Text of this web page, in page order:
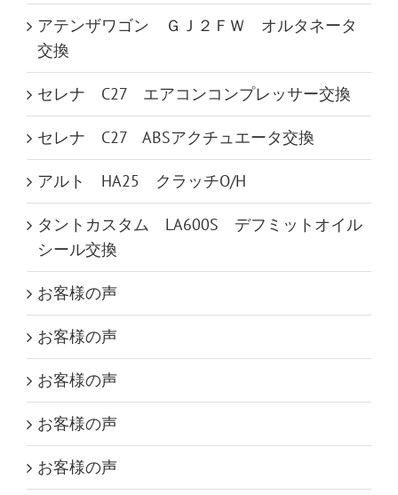
アテンザワゴン ＧＪ２ＦＷ オルタネータ
交換
セレナ C27 エアコンコンプレッサー交換
セレナ C27 ABSアクチュエータ交換
アルト HA25 クラッチO/H
タントカスタム LA600S デフミットオイル
シール交換
お客様の声
お客様の声
お客様の声
お客様の声
お客様の声